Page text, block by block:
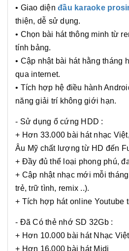
• Giao diện đầu karaoke
thiện, dễ sử dụng.
• Chọn bài hát thông minh từ
tính bảng.
• Cập nhật bài hát hằng tháng
qua internet.
• Tích hợp hệ điều hành
năng giải trí không giới hạn.
- Sử dụng ổ cứng HDD :
+ Hơn 33.000 bài hát nhạc
Âu Mỹ chất lượng từ HD đến
+ Đầy đủ thể loại phong phú,
+ Cập nhật nhạc mới mỗi
trẻ, trữ tình, remix ..).
+ Tích hợp hát online Youtube
- Đã Có thẻ nhớ SD 32Gb :
+ Hơn 10.000 bài hát Nhạc
+ Hơn 16.000 bài hát Midi